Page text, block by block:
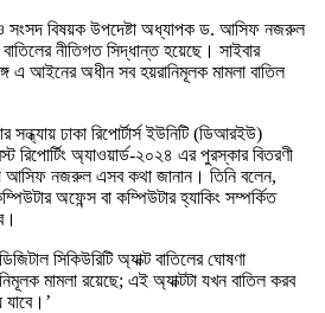
ও সংসদ বিষয়ক উপদেষ্টা অধ্যাপক ড. আসিফ নজরুল
নীতিগত সিদ্ধান্ত হয়েছে। সাইবার
এ আইনের অধীন সব হয়রানিমূলক মামলা বাতিল
ঢাকা রিপোর্টার্স ইউনিটি (ডিআরইউ)
অ্যাওয়ার্ড-২০২৪ এর পুরস্কার বিতরণী
আসিফ নজরুল এসব কথা জানান। তিনি বলেন,
অফেন্স বা কম্পিউটার হ্যাকিং সম্পর্কিত
সিকিউরিটি অ্যাক্ট বাতিলের ঘোষণা
মামলা রয়েছে; এই অ্যাক্টটা যখন বাতিল করব